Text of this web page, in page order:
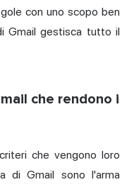
con uno scopo ben
Gmail gestisca tutto il
che rendono i
che vengono loro
di Gmail sono l'arma